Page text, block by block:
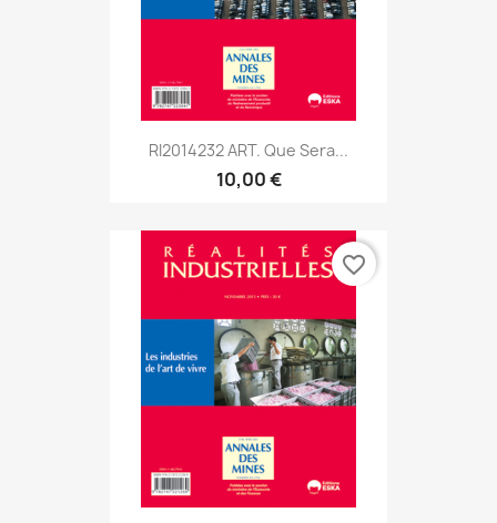
RI2014232 ART. Que Sera...
10,00 €
favorite_border